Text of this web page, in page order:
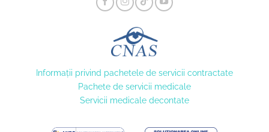
Informaţii privind pachetele de servicii contractate
Pachete de servicii medicale
Servicii medicale decontate